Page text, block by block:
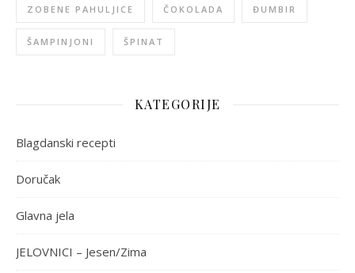
ZOBENE PAHULJICE ČOKOLADA ĐUMBIR
ŠAMPINJONI ŠPINAT
KATEGORIJE
Blagdanski recepti
Doručak
Glavna jela
JELOVNICI – Jesen/Zima